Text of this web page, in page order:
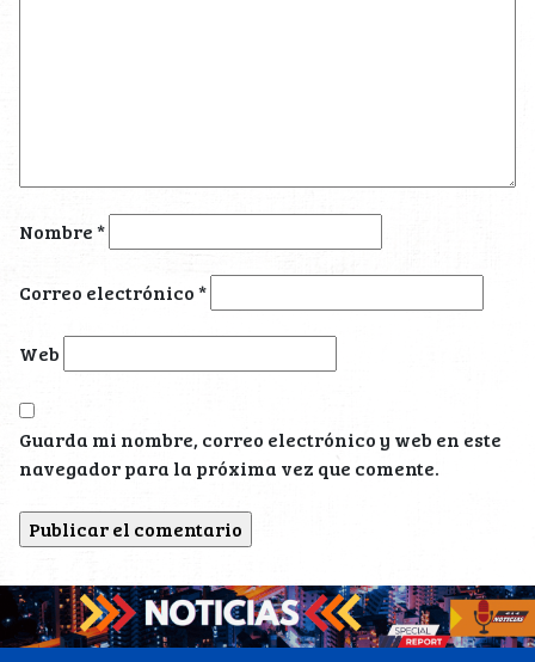
Nombre*
Correo electrónico*
Web
Guarda mi nombre, correo electrónico y web en este
navegador para la próxima vez que comente.